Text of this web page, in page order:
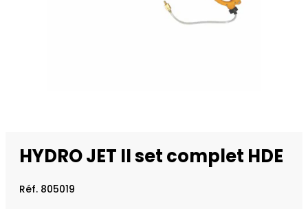
HYDRO JET II set complet HDE
Réf. 805019